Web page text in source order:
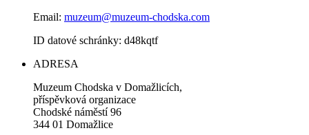
Email: muzeum@muzeum-chodska.com
ID datové schránky: d48kqtf
ADRESA
Muzeum Chodska v Domažlicích,
příspěvková organizace
Chodské náměstí 96
344 01 Domažlice